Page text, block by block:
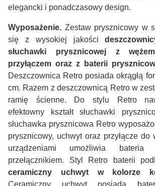
elegancki i ponadczasowy design.
Wyposażenie. Zestaw prysznicowy w
się z wysokiej jakości
słuchawki prysznicowej z
przyłączem oraz z baterii
Deszczownica Retro posiada okrągłą
cm. Razem z deszczownicą Retro w
ramię ścienne. Do stylu Retro
efektowny kształt słuchawki
słuchawka prysznicowa Retro
prysznicowy, uchwyt oraz przyłącze do
urządzeniami umożliwia bateria
przełącznikiem. Styl Retro baterii
ceramiczny uchwyt w kolorze
Ceramiczny uchwyt posiada